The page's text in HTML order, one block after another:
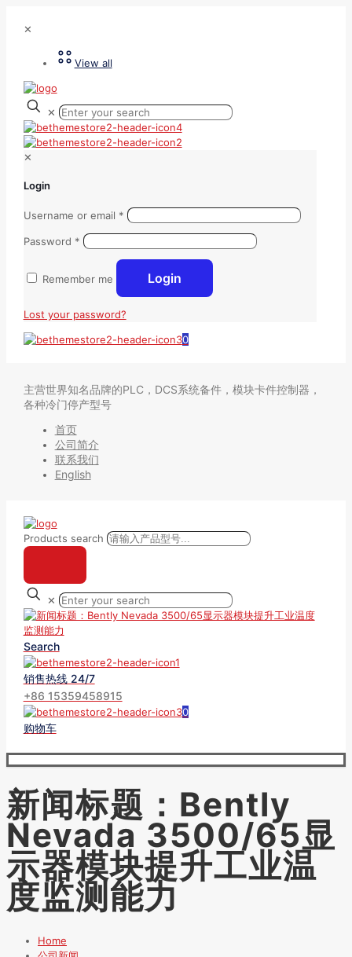
✕
View all
✕
✕
Login
Username or email *
Password *
Remember me Login
Lost your password?
0
主营世界知名品牌的PLC，DCS系统备件，模块卡件控制器，
各种冷门停产型号
首页
公司简介
联系我们
English
Products search
✕
Search
销售热线 24/7
+86 15359458915
0
购物车
新闻标题：Bently
Nevada 3500/65显
示器模块提升工业温
度监测能力
Home